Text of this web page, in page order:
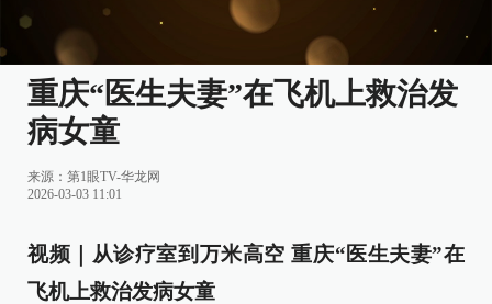
重庆“医生夫妻”在飞机上救治发
病女童
来源： 第1眼TV-华龙网
2026-03-03 11:01
视频｜从诊疗室到万米高空 重庆“医生夫妻”在
飞机上救治发病女童